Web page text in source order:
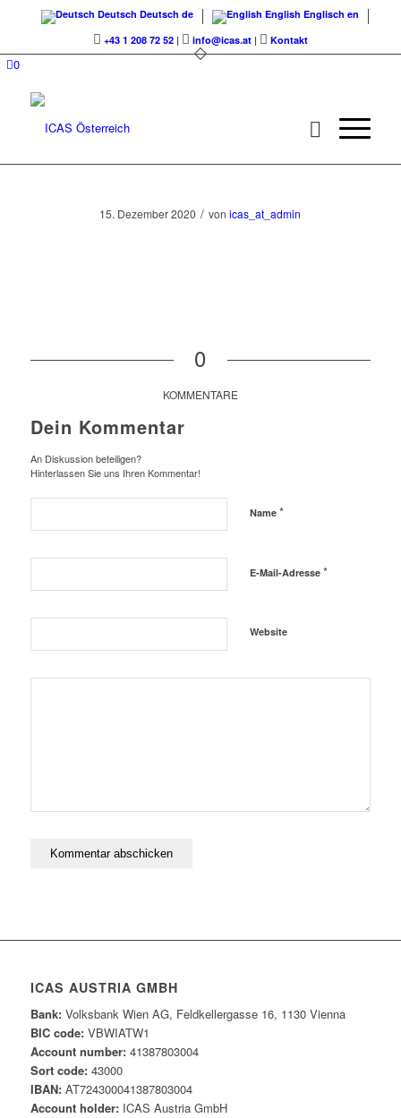
Deutsch Deutsch de English Englisch en
+43 1 208 72 52| info@icas.at| Kontakt
0
15. Dezember 2020 / vonicas_at_admin
0
KOMMENTARE
Dein Kommentar
An Diskussion beteiligen?
Hinterlassen Sie uns Ihren Kommentar!
Name *
E-Mail-Adresse *
Website
ICAS AUSTRIA GMBH
Bank:Volksbank Wien AG, Feldkellergasse 16, 1130 Vienna
BIC code:VBWIATW1
Account number:41387803004
Sort code:43000
IBAN:AT724300041387803004
Account holder:ICAS Austria GmbH